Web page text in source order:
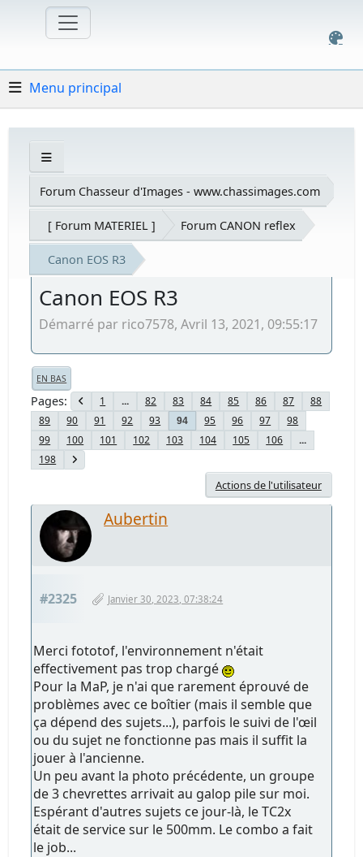
Menu principal
Forum Chasseur d'Images - www.chassimages.com
[ Forum MATERIEL ] Forum CANON reflex
Canon EOS R3
Canon EOS R3
Démarré par rico7578, Avril 13, 2021, 09:55:17
EN BAS
Pages 1 ... 82 83 84 85 86 87
88
89
90 91 92 93 94 95 96 97
98
99
100 101 102 103 104 105 106
...
198
Actions de l'utilisateur
Aubertin
#2325 Janvier 30, 2023, 07:38:24
Merci fototof, l'environnement n'était
effectivement pas trop chargé
Pour la MaP, je n'ai que rarement éprouvé de
problèmes avec ce boîtier (mais il semble que
ça dépend des sujets...), parfois le suivi de l'œil
ou du sujet ne fonctionne pas mais il suffit la
jouer à l'ancienne.
Un peu avant la photo précédente, un groupe
de 3 chevrettes arrivait au galop pile sur moi.
Espérant d'autres sujets ce jour-là, le TC2x
était de service sur le 500mm. Le combo a fait
le job...